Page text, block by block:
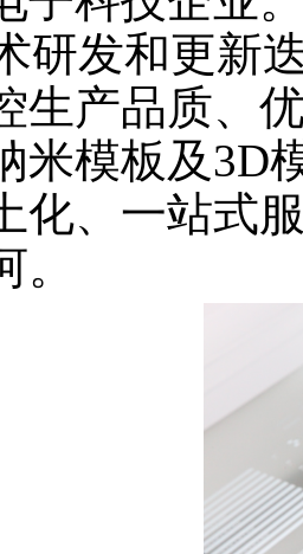
研发和更新
生产品质、
米模板及3D
化、一站式